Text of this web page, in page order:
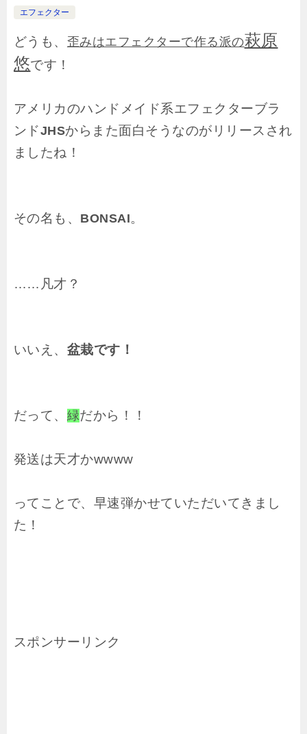
エフェクター
どうも、 歪みはエフェクターで作る派の萩原
悠です！
アメリカのハンドメイド系エフェクターブラ
ンドJHSからまた面白そうなのがリリースされ
ましたね！
その名も、 BONSAI。
……凡才？
いいえ、 盆栽です！
だって、 緑だから！！
発送は天才かwwww
ってことで、早速弾かせていただいてきまし
た！
スポンサーリンク